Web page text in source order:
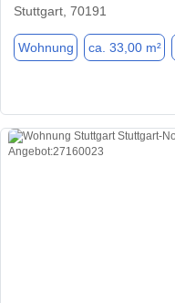
Stuttgart, 70191
Wohnung ca. 33,00 m²